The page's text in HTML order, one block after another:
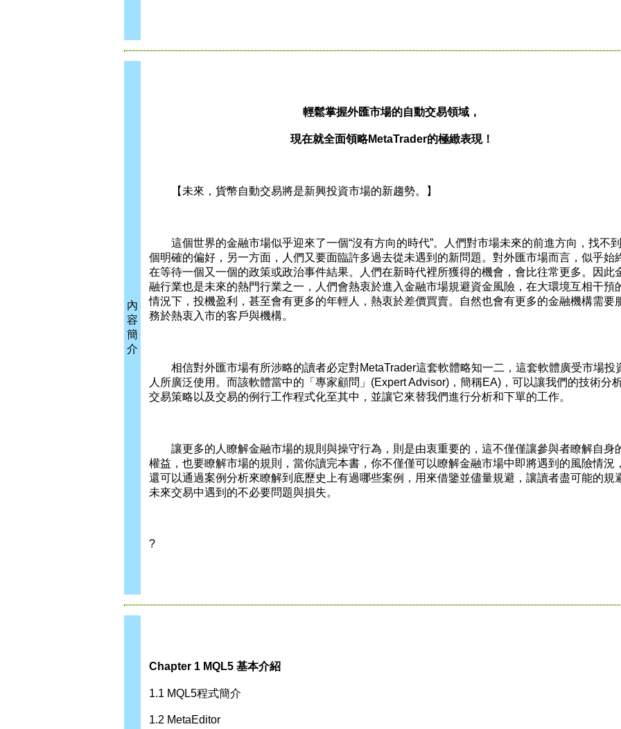
內
容
簡
介
輕鬆掌握外匯市場的自動交易領域，
現在就全面領略MetaTrader的極緻表現！
【未來，貨幣自動交易將是新興投資市場的新趨勢。】
這個世界的金融市場似乎迎來了一個“沒有方向的時代”。人們對市場未來的前進方向，找不
個明確的偏好，另一方面，人們又要面臨許多過去從未遇到的新問題。對外匯市場而言，似乎始
在等待一個又一個的政策或政治事件結果。人們在新時代裡所獲得的機會，會比往常更多。因此
融行業也是未來的熱門行業之一，人們會熱衷於進入金融市場規避資金風險，在大環境互相干預
情況下，投機盈利，甚至會有更多的年輕人，熱衷於差價買賣。自然也會有更多的金融機構需要
務於熱衷入市的客戶與機構。
相信對外匯市場有所涉略的讀者必定對MetaTrader這套軟體略知一二，這套軟體廣受市場投
人所廣泛使用。而該軟體當中的「專家顧問」(Expert Advisor)，簡稱EA)，可以讓我們的技術分析
交易策略以及交易的例行工作程式化至其中，並讓它來替我們進行分析和下單的工作。
讓更多的人瞭解金融市場的規則與操守行為，則是由衷重要的，這不僅僅讓參與者瞭解自身
權益，也要瞭解市場的規則，當你讀完本書，你不僅僅可以瞭解金融市場中即將遇到的風險情況，
還可以通過案例分析來瞭解到底歷史上有過哪些案例，用來借鑒並儘量規避，讓讀者盡可能的規
未來交易中遇到的不必要問題與損失。
?
Chapter 1 MQL5 基本介紹
1.1 MQL5程式簡介
1.2 MetaEditor